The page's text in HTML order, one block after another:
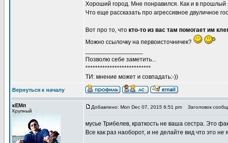
Хороший город. Мне понравился. Как и в прошлый
Что еще рассказать про агрессивное двуличное
Вот про то, что кто-то из вас там помогает им
Можно ссылочку на первоисточничек?
Позволю себе заметить...
***************************
ТИ: мнение может и совпадать:-))
Вернуться к началу
кЕМп
Крупный
Добавлено: Mon Dec 07, 2015 6:51 pm Заголовок
мусье Трибелев, краткость не ваша сестра. Это
Все как раз наоборот, и не делайте вид что это не